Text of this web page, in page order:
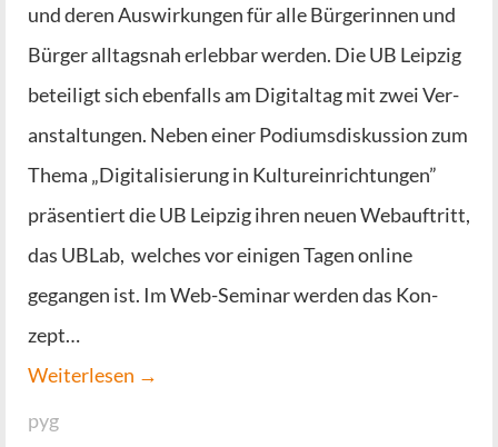
und deren Aus­wir­kun­gen für alle Bür­ge­rin­nen und
Bür­ger all­tags­nah erleb­bar wer­den. Die UB Leip­zig
betei­ligt sich eben­falls am Digi­tal­tag mit zwei Ver­
an­stal­tun­gen. Neben einer Podi­ums­dis­kus­si­on zum
The­ma „Digi­ta­li­sie­rung in Kul­tur­ein­rich­tun­gen”
prä­sen­tiert die UB Leip­zig ihren neu­en Web­auf­tritt,
das UBLab, wel­ches vor eini­gen Tagen online
gegan­gen ist. Im Web-Semi­­nar wer­den das Kon­
zept…
Wei­ter­le­sen →
pyg